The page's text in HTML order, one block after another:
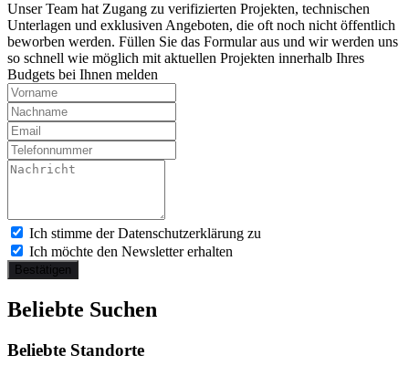
Unser Team hat Zugang zu verifizierten Projekten, technischen
Unterlagen und exklusiven Angeboten, die oft noch nicht öffentlich
beworben werden. Füllen Sie das Formular aus und wir werden uns
so schnell wie möglich mit aktuellen Projekten innerhalb Ihres
Budgets bei Ihnen melden
Ich stimme der Datenschutzerklärung zu
Ich möchte den Newsletter erhalten
Bestätigen
Beliebte Suchen
Beliebte Standorte